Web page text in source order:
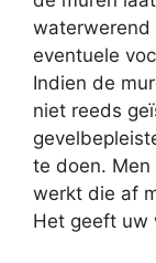
waterwerend
eventuele
Indien de
niet reeds
te doen.
werkt die af
Het geeft uw